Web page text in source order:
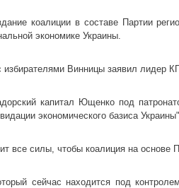
коалиции в составе Партии
экономике Украины.
избирателями Винницы заявил лидер
капитал Ющенко под
экономического базиса
все силы, чтобы коалиция на основе
сейчас находится под